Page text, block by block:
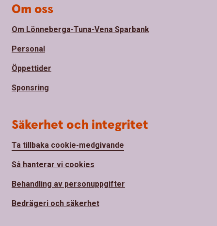
Om oss
Om Lönneberga-Tuna-Vena Sparbank
Personal
Öppettider
Sponsring
Säkerhet och integritet
Ta tillbaka cookie-medgivande
Så hanterar vi cookies
Behandling av personuppgifter
Bedrägeri och säkerhet